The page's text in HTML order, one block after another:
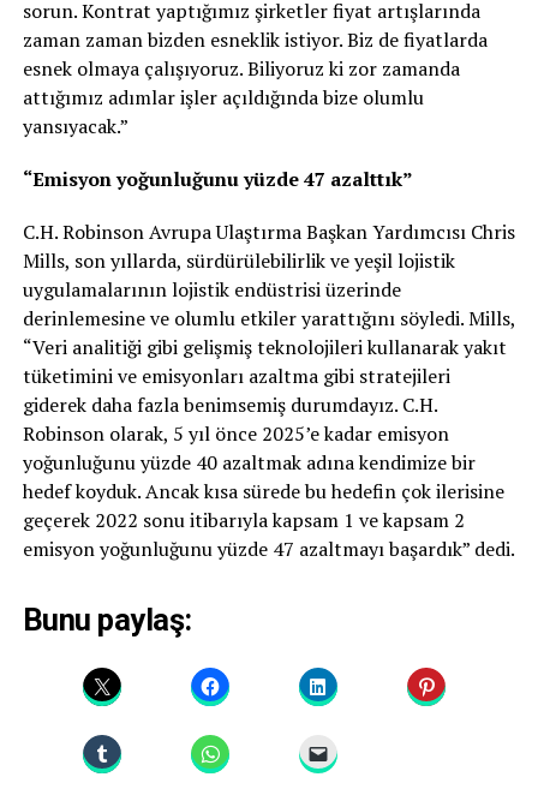
sorun. Kontrat yaptığımız şirketler fiyat artışlarında
zaman zaman bizden esneklik istiyor. Biz de fiyatlarda
esnek olmaya çalışıyoruz. Biliyoruz ki zor zamanda
attığımız adımlar işler açıldığında bize olumlu
yansıyacak.”
“Emisyon yoğunluğunu yüzde 47 azalttık”
C.H. Robinson Avrupa Ulaştırma Başkan Yardımcısı Chris
Mills, son yıllarda, sürdürülebilirlik ve yeşil lojistik
uygulamalarının lojistik endüstrisi üzerinde
derinlemesine ve olumlu etkiler yarattığını söyledi. Mills,
“Veri analitiği gibi gelişmiş teknolojileri kullanarak yakıt
tüketimini ve emisyonları azaltma gibi stratejileri
giderek daha fazla benimsemiş durumdayız. C.H.
Robinson olarak, 5 yıl önce 2025’e kadar emisyon
yoğunluğunu yüzde 40 azaltmak adına kendimize bir
hedef koyduk. Ancak kısa sürede bu hedefin çok ilerisine
geçerek 2022 sonu itibarıyla kapsam 1 ve kapsam 2
emisyon yoğunluğunu yüzde 47 azaltmayı başardık” dedi.
Bunu paylaş: